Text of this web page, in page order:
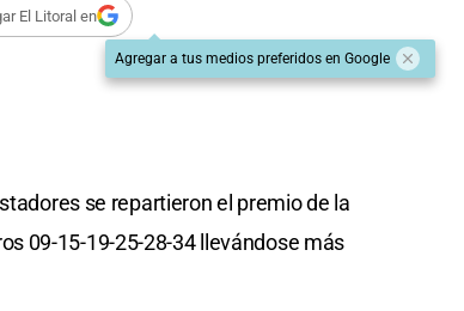
El Litoral en
Agregar a tus medios preferidos en Google
se repartieron el premio de la
09-15-19-25-28-34 llevándose más